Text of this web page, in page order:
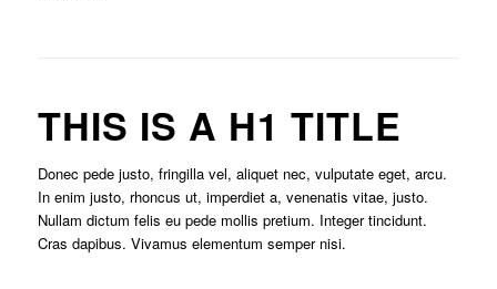
THIS IS A H1 TITLE
Donec pede justo, fringilla vel, aliquet nec, vulputate eget, arcu.
In enim justo, rhoncus ut, imperdiet a, venenatis vitae, justo.
Nullam dictum felis eu pede mollis pretium. Integer tincidunt.
Cras dapibus. Vivamus elementum semper nisi.